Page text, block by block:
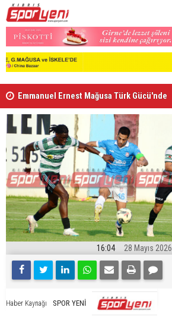
Emmanuel Ernest Mağusa Türk Gücü'nde
16:04 28 Mayıs 2026
Haber Kaynağı SPOR YENİ